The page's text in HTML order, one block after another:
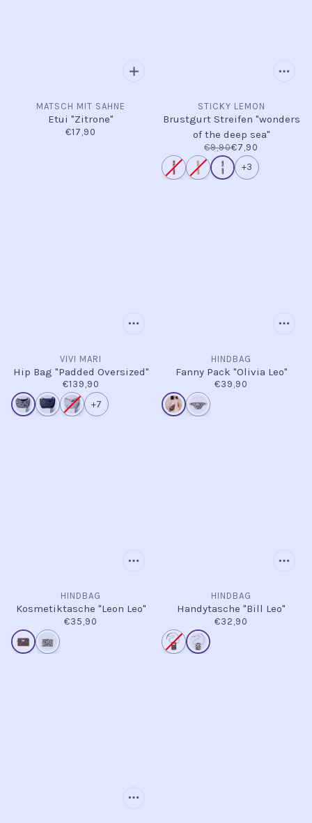
MATSCH MIT SAHNE
Etui "Zitrone"
€17,90
STICKY LEMON
Brustgurt Streifen "wonders
of the deep sea"
€9,90€7,90
+3
VIVI MARI
Hip Bag "Padded Oversized"
€139,90
+7
HINDBAG
Fanny Pack "Olivia Leo"
€39,90
HINDBAG
Kosmetiktasche "Leon Leo"
€35,90
HINDBAG
Handytasche "Bill Leo"
€32,90